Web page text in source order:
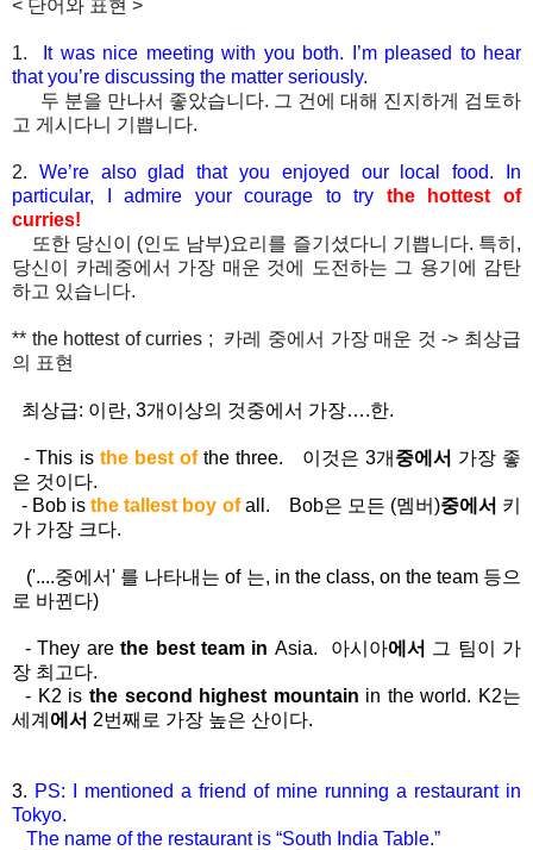
< 단어와 표현 >
1.
It was nice meeting with you both. I’m pleased to hear
thatyou’re discussing the matter seriously.
두 분을 만나서 좋았습니다. 그 건에 대해 진지하게 검토하
고 게시다니 기쁩니다.
2. We’re also glad that you enjoyed our local food. In
particular,
I admire your courage to try
the hottest of
curries!
또한 당신이 (인도 남부)요리를 즐기셨다니 기쁩니다. 특히,
당신이 카레중에서 가장 매운 것에 도전하는 그 용기에 감탄
하고 있습니다.
** the hottest of curries ; 카레 중에서 가장 매운 것 -> 최상급
의 표현
최상급: 이란, 3개이상의 것중에서 가장….한.
- This is the best ofthe three. 이것은 3개 중에서 가장 좋
은 것이다.
- Bob isthe tallest boy ofall. Bob은 모든 (멤버)중에서 키
가 가장 크다.
('....중에서' 를 나타내는 of 는, in the class, on the team 등으
로 바뀐다)
-They arethe best team in Asia. 아시아에서 그 팀이
가
장 최고다.
- K2 is the second highest mountain in the world. K2는
세계 에서 2번째로 가장 높은 산이다.
3. PS: I mentioned a friend of mine running a restaurant in
Tokyo.
The name of the restaurant is “South India Table.”